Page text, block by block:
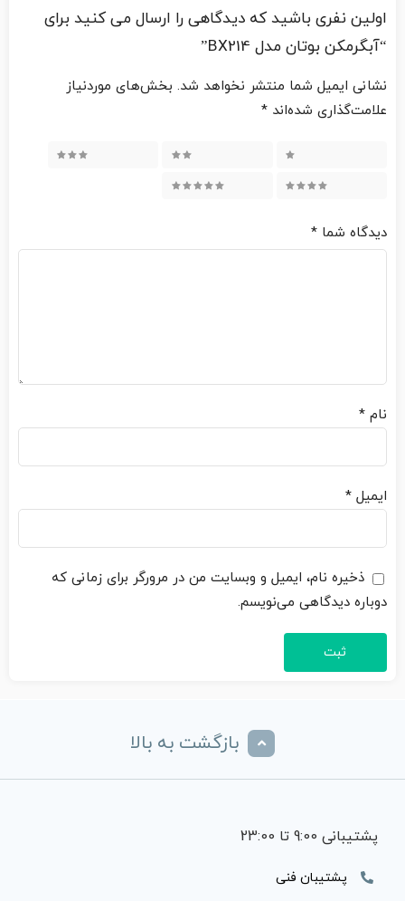
اولین نفری باشید که دیدگاهی را ارسال می کنید برای
“آبگرمکن بوتان مدل BX214”
نشانی ایمیل شما منتشر نخواهد شد. بخش‌های موردنیاز
علامت‌گذاری شده‌اند *
دیدگاه شما *
نام *
ایمیل *
ذخیره نام، ایمیل و وبسایت من در مرورگر برای زمانی که
دوباره دیدگاهی می‌نویسم.
بازگشت به بالا
پشتیبانی 9:00 تا 23:00
پشتیبان فنی